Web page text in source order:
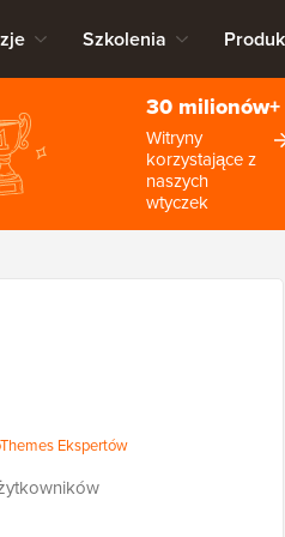
Szkolenia
30 milionów+
Witryny
korzystające z
naszych
wtyczek
Ekspertów